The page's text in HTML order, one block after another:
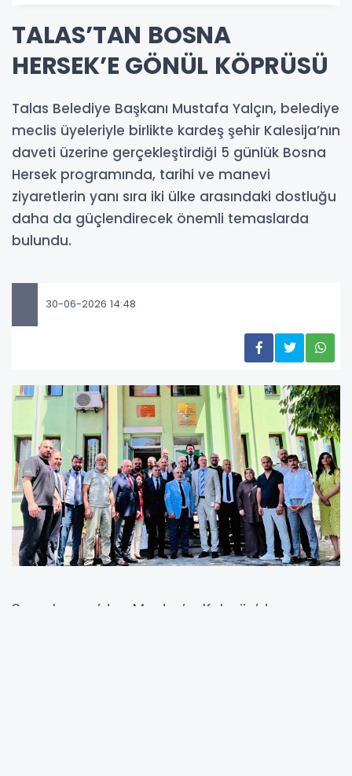
TALAS’TAN BOSNA
HERSEK’E GÖNÜL KÖPRÜSÜ
Talas Belediye Başkanı Mustafa Yalçın, belediye
meclis üyeleriyle birlikte kardeş şehir Kalesija’nın
daveti üzerine gerçekleştirdiği 5 günlük Bosna
Hersek programında, tarihi ve manevi
ziyaretlerin yanı sıra iki ülke arasındaki dostluğu
daha da güçlendirecek önemli temaslarda
bulundu.
30-06-2026 14:48
Saraybosna’dan Mostar’a, Kalesija’dan